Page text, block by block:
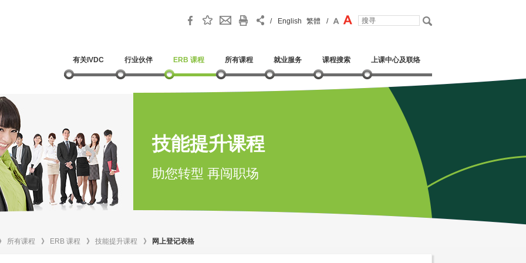
/ English 繁體 /
有关IVDC 行业伙伴 ERB 课程 所有课程 就业服务 课程搜索 上课中心及联络
技能提升课程
助您转型 再闯职场
所有课程 》 ERB 课程 》 技能提升课程 》 网上登记表格